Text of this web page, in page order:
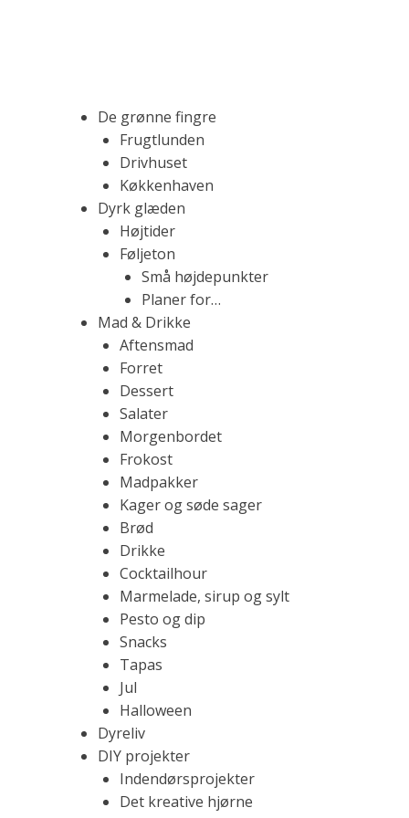
F
r
k
.
R
o
s
l
e
v
a
d
b
l
o
g
f
d
t
m
e
d
n
e
m
m
e
,
l
æ
k
r
e
o
p
s
k
r
i
De grønne fingre
Frugtlunden
Drivhuset
Køkkenhaven
Dyrk glæden
Højtider
Føljeton
Små højdepunkter
Planer for…
Mad & Drikke
Aftensmad
Forret
Dessert
Salater
Morgenbordet
Frokost
Madpakker
Kager og søde sager
Brød
Drikke
Cocktailhour
Marmelade, sirup og sylt
Pesto og dip
Snacks
Tapas
Jul
Halloween
Dyreliv
DIY projekter
Indendørsprojekter
Det kreative hjørne